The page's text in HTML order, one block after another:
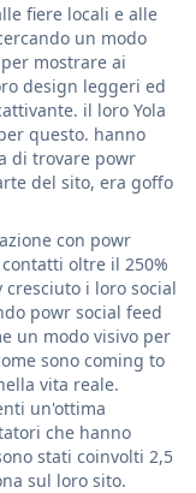
fiere locali e alle
un modo
mostrare ai
design leggeri ed
il loro Yola
questo. hanno
di trovare powr
del sito, era goffo
con powr
oltre il 250%
i loro social
powr social feed
un modo visivo per
sono coming to
vita reale.
un'ottima
che hanno
stati coinvolti 2,5
sul loro sito.